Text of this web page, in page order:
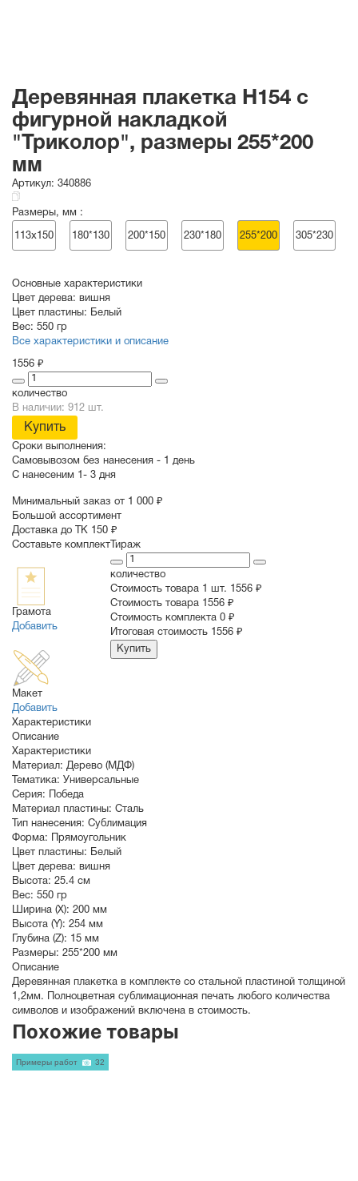
Деревянная плакетка H154 c
фигурной накладкой
"Триколор", размеры 255*200
мм
Артикул: 340886
Размеры, мм :
113х150 180*130 200*150 230*180 255*200 305*230
Основные характеристики
Цвет дерева: вишня
Цвет пластины: Белый
Вес: 550 гр
Все характеристики и описание
1556 ₽
количество
В наличии: 912 шт.
Купить
Сроки выполнения:
Самовывозом без нанесения -
1 день
С нанесеним
1- 3 дня
Минимальный заказ от 1 000 ₽
Большой ассортимент
Доставка до ТК 150 ₽
Составьте комплект
Грамота
Добавить
Макет
Добавить
Тираж
количество
Стоимость товара 1 шт.
1556 ₽
Cтоимость товара
1556 ₽
Стоимость комплекта 0 ₽
Итоговая стоимость
1556 ₽
Купить
Характеристики
Описание
Характеристики
Материал: Дерево (МДФ)
Тематика: Универсальные
Серия: Победа
Материал пластины: Сталь
Тип нанесения: Сублимация
Форма: Прямоугольник
Цвет пластины: Белый
Цвет дерева: вишня
Высота: 25.4 см
Вес: 550 гр
Ширина (X): 200 мм
Высота (Y): 254 мм
Глубина (Z): 15 мм
Размеры: 255*200 мм
Описание
Деревянная плакетка в комплекте со стальной пластиной толщиной
1,2мм. Полноцветная сублимационная печать любого количества
символов и изображений включена в стоимость.
Похожие товары
Примеры работ 32